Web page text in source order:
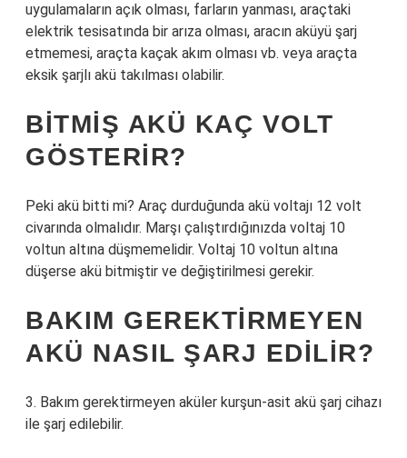
uygulamaların açık olması, farların yanması, araçtaki
elektrik tesisatında bir arıza olması, aracın aküyü şarj
etmemesi, araçta kaçak akım olması vb. veya araçta
eksik şarjlı akü takılması olabilir.
BITMIŞ AKÜ KAÇ VOLT
GÖSTERIR?
Peki akü bitti mi? Araç durduğunda akü voltajı 12 volt
civarında olmalıdır. Marşı çalıştırdığınızda voltaj 10
voltun altına düşmemelidir. Voltaj 10 voltun altına
düşerse akü bitmiştir ve değiştirilmesi gerekir.
BAKIM GEREKTIRMEYEN
AKÜ NASIL ŞARJ EDILIR?
3. Bakım gerektirmeyen aküler kurşun-asit akü şarj cihazı
ile şarj edilebilir.